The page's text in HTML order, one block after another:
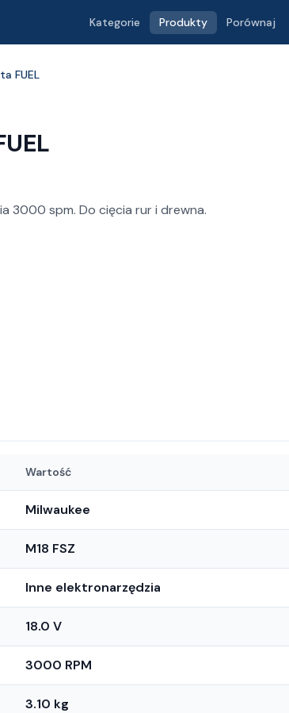
Kategorie Produkty Porównaj
FUEL
3000 spm. Do cięcia rur i drewna.
Wartość
Milwaukee
M18 FSZ
Inne elektronarzędzia
18.0 V
3000 RPM
3.10 kg